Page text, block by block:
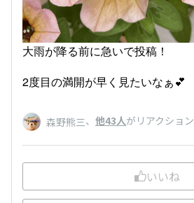
大雨が降る前に急いで投稿！
2度目の満開が早く見たいなぁ💕
森野熊三、 他43人がリアクション
いいね